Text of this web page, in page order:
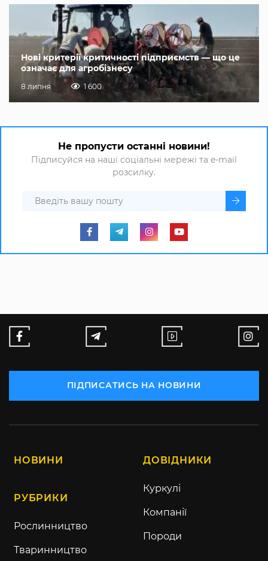
Нові критерії критичності підприємств — що це
означає для агробізнесу
8 липня 1 600
Не пропусти останні новини!
Підписуйся на наші соціальні мережі та e-mail
розсилку.
ПІДПИСАТИСЬ НА НОВИНИ
НОВИНИ
РУБРИКИ
Рослинництво
Тваринництво
ДОВІДНИКИ
Куркулі
Компанії
Породи